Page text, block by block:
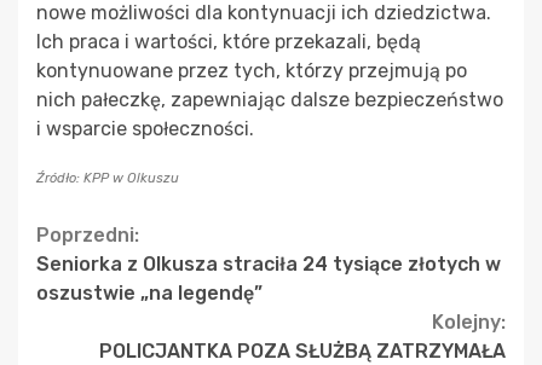
nowe możliwości dla kontynuacji ich dziedzictwa.
Ich praca i wartości, które przekazali, będą
kontynuowane przez tych, którzy przejmują po
nich pałeczkę, zapewniając dalsze bezpieczeństwo
i wsparcie społeczności.
Źródło: KPP w Olkuszu
Continue
Reading
Poprzedni:
Seniorka z Olkusza straciła 24 tysiące złotych w
oszustwie „na legendę”
Kolejny:
POLICJANTKA POZA SŁUŻBĄ ZATRZYMAŁA